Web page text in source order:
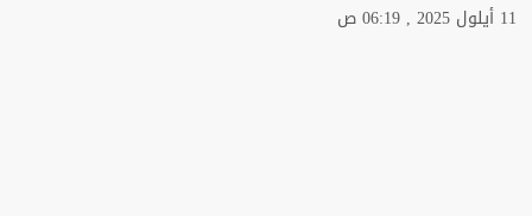
11 أيلول 2025 , 06:19 ص